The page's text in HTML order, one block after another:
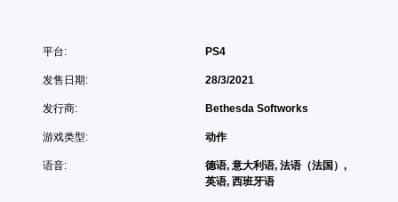
平台: PS4
发售日期: 28/3/2021
发行商: Bethesda Softworks
游戏类型: 动作
语音:
德语, 意大利语, 法语（法国）,
英语, 西班牙语